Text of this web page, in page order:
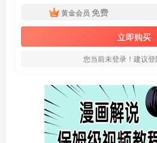
黄金会员 免费
立即购买
您当前未登录！建议